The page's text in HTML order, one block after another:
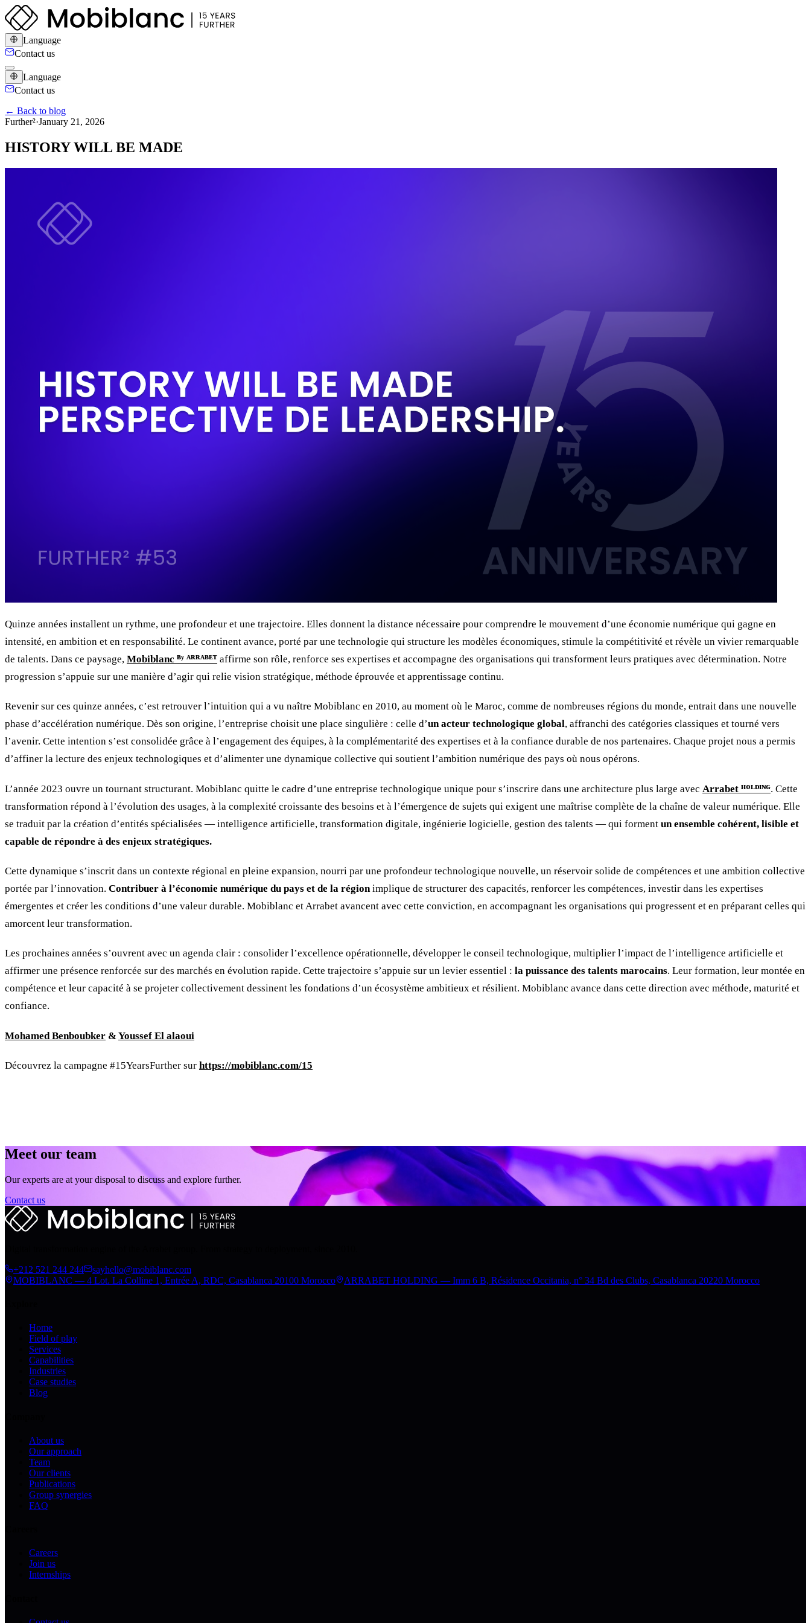
Language
Contact us
Language
Contact us
← Back to blog
Further²·January 21, 2026
HISTORY WILL BE MADE
Quinze années installent un rythme, une profondeur et une trajectoire. Elles donnent la distance nécessaire pour comprendre le mouvement d’une économie numérique qui gagne en
intensité, en ambition et en responsabilité. Le continent avance, porté par une technologie qui structure les modèles économiques, stimule la compétitivité et révèle un vivier remarquable
de talents. Dans ce paysage, Mobiblanc ᴮʸ ᴬᴿᴿᴬᴮᴱᵀ affirme son rôle, renforce ses expertises et accompagne des organisations qui transforment leurs pratiques avec détermination. Notre
progression s’appuie sur une manière d’agir qui relie vision stratégique, méthode éprouvée et apprentissage continu.
Revenir sur ces quinze années, c’est retrouver l’intuition qui a vu naître Mobiblanc en 2010, au moment où le Maroc, comme de nombreuses régions du monde, entrait dans une nouvelle
phase d’accélération numérique. Dès son origine, l’entreprise choisit une place singulière : celle d’un acteur technologique global, affranchi des catégories classiques et tourné vers
l’avenir. Cette intention s’est consolidée grâce à l’engagement des équipes, à la complémentarité des expertises et à la confiance durable de nos partenaires. Chaque projet nous a permis
d’affiner la lecture des enjeux technologiques et d’alimenter une dynamique collective qui soutient l’ambition numérique des pays où nous opérons.
L’année 2023 ouvre un tournant structurant. Mobiblanc quitte le cadre d’une entreprise technologique unique pour s’inscrire dans une architecture plus large avec Arrabet ᴴᴼᴸᴰᴵᴺᴳ. Cette
transformation répond à l’évolution des usages, à la complexité croissante des besoins et à l’émergence de sujets qui exigent une maîtrise complète de la chaîne de valeur numérique. Elle
se traduit par la création d’entités spécialisées — intelligence artificielle, transformation digitale, ingénierie logicielle, gestion des talents — qui forment un ensemble cohérent, lisible et
capable de répondre à des enjeux stratégiques.
Cette dynamique s’inscrit dans un contexte régional en pleine expansion, nourri par une profondeur technologique nouvelle, un réservoir solide de compétences et une ambition collective
portée par l’innovation. Contribuer à l’économie numérique du pays et de la régionimplique de structurer des capacités, renforcer les compétences, investir dans les expertises
émergentes et créer les conditions d’une valeur durable. Mobiblanc et Arrabet avancent avec cette conviction, en accompagnant les organisations qui progressent et en préparant celles qui
amorcent leur transformation.
Les prochaines années s’ouvrent avec un agenda clair : consolider l’excellence opérationnelle, développer le conseil technologique, multiplier l’impact de l’intelligence artificielle et
affirmer une présence renforcée sur des marchés en évolution rapide. Cette trajectoire s’appuie sur un levier essentiel : la puissance des talents marocains. Leur formation, leur montée en
compétence et leur capacité à se projeter collectivement dessinent les fondations d’un écosystème ambitieux et résilient. Mobiblanc avance dans cette direction avec méthode, maturité et
confiance.
Mohamed Benboubker & Youssef El alaoui
Découvrez la campagne #15YearsFurther sur https://mobiblanc.com/15
Meet our team
Our experts are at your disposal to discuss and explore further.
Contact us
+212 521 244 244
sayhello@mobiblanc.com
MOBIBLANC — 4 Lot. La Colline 1, Entrée A, RDC, Casablanca 20100 Morocco
ARRABET HOLDING — Imm 6 B, Résidence Occitania, n° 34 Bd des Clubs, Casablanca 20220 Morocco
Home
Field of play
Services
Capabilities
Industries
Case studies
Blog
About us
Our approach
Team
Our clients
Publications
Group synergies
FAQ
Careers
Join us
Internships